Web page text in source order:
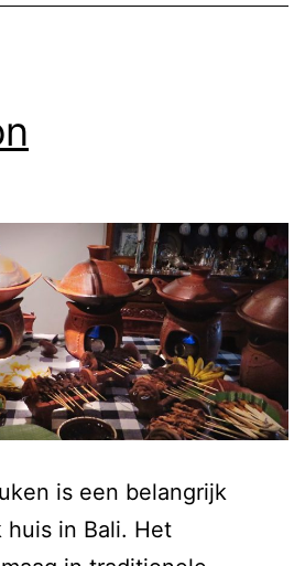
is een belangrijk
in Bali. Het